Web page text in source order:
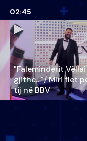
02:45
"Faleminderit
gjithë…"/ Miri flet
tij në BBV